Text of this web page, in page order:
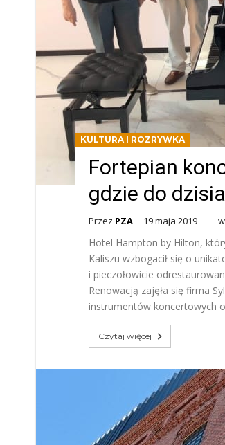
KULTURA I ROZRYWKA
Fortepian
gdzie do
Przez PZA 19 maja 2019
Hotel Hampton by Hilton,
Kaliszu wzbogacił się o
i pieczołowicie
Renowacją zajęła się firma
instrumentów koncertowych
Czytaj więcej